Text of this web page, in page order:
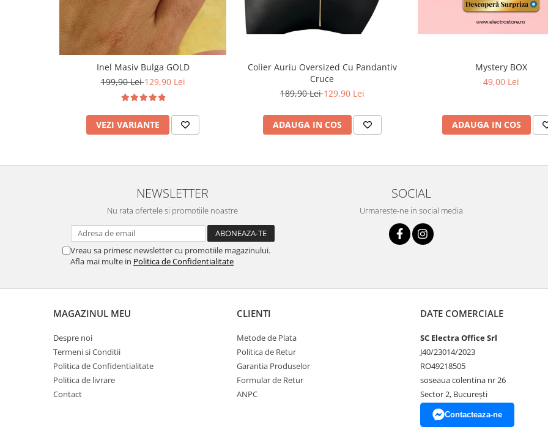
Inel Masiv Bulga GOLD
199,90 Lei129,90 Lei
VEZI VARIANTE
Colier Auriu Oversized Cu Pandantiv
Cruce
189,90 Lei129,90 Lei
ADAUGA IN COS
Mystery BOX
49,00 Lei
ADAUGA IN COS
NEWSLETTER
Nu rata ofertele si promotiile noastre
Vreau sa primesc newsletter cu promotiile magazinului.
Afla mai multe in Politica de Confidentialitate
SOCIAL
Urmareste-ne in social media
MAGAZINUL MEU
Despre noi
Termeni si Conditii
Politica de Confidentialitate
Politica de livrare
Contact
CLIENTI
Metode de Plata
Politica de Retur
Garantia Produselor
Formular de Retur
ANPC
DATE COMERCIALE
SC Electra Office Srl
J40/23014/2023
RO49218505
soseaua colentina nr 26
Sector 2, București
Contacteaza-ne